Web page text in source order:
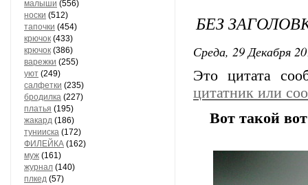
малыши (556)
носки (512)
тапочки (454)
крючок (433)
крючок (386)
варежки (255)
уют (249)
салфетки (235)
бродилка (227)
платья (195)
жакард (186)
тунииска (172)
ФИЛЕЙКА (162)
муж (161)
журнал (140)
плкед (57)
БЕЗ
Среда, 29 Декабря
Это цитата
цитатник или
Вот такой